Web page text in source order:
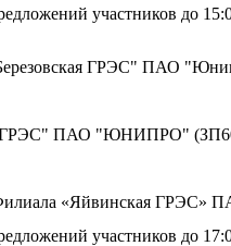
участников до
ГРЭС" ПАО
ГРЭС" ПАО "ЮНИПРО"
Филиала «Яйвинская
участников до